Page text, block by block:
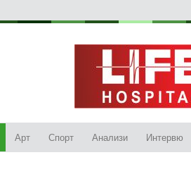
Арт Спорт Анализи Интервю